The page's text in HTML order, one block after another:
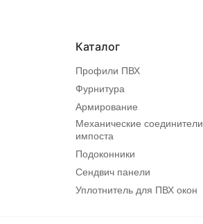
Каталог
Профили ПВХ
Фурнитура
Армирование
Механические соединители
импоста
Подоконники
Сендвич панели
Уплотнитель для ПВХ окон